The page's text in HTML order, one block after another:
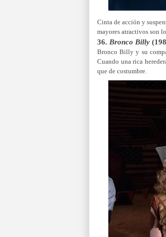
Cinta de acción y
mayores atractivos son
36. Bronco Billy
Bronco Billy y su
Cuando una rica
que de costumbre.